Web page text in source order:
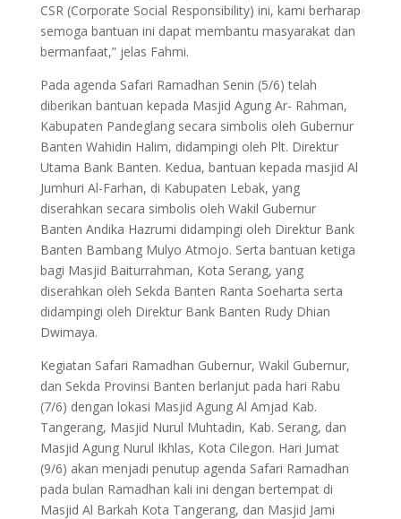
CSR (Corporate Social Responsibility) ini, kami berharap
semoga bantuan ini dapat membantu masyarakat dan
bermanfaat,” jelas Fahmi.
Pada agenda Safari Ramadhan Senin (5/6) telah
diberikan bantuan kepada Masjid Agung Ar- Rahman,
Kabupaten Pandeglang secara simbolis oleh Gubernur
Banten Wahidin Halim, didampingi oleh Plt. Direktur
Utama Bank Banten. Kedua, bantuan kepada masjid Al
Jumhuri Al-Farhan, di Kabupaten Lebak, yang
diserahkan secara simbolis oleh Wakil Gubernur
Banten Andika Hazrumi didampingi oleh Direktur Bank
Banten Bambang Mulyo Atmojo. Serta bantuan ketiga
bagi Masjid Baiturrahman, Kota Serang, yang
diserahkan oleh Sekda Banten Ranta Soeharta serta
didampingi oleh Direktur Bank Banten Rudy Dhian
Dwimaya.
Kegiatan Safari Ramadhan Gubernur, Wakil Gubernur,
dan Sekda Provinsi Banten berlanjut pada hari Rabu
(7/6) dengan lokasi Masjid Agung Al Amjad Kab.
Tangerang, Masjid Nurul Muhtadin, Kab. Serang, dan
Masjid Agung Nurul Ikhlas, Kota Cilegon. Hari Jumat
(9/6) akan menjadi penutup agenda Safari Ramadhan
pada bulan Ramadhan kali ini dengan bertempat di
Masjid Al Barkah Kota Tangerang, dan Masjid Jami